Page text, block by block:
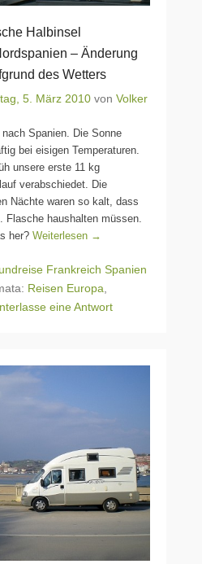
Halbinsel
– Änderung
des Wetters
5. März 2010 von Volker
Spanien. Die Sonne
bei eisigen Temperaturen.
unsere erste 11 kg
verabschiedet. Die
Nächte waren so kalt, dass
Flasche haushalten müssen.
her? Weiterlesen →
Frankreich Spanien
Reisen Europa
eine Antwort